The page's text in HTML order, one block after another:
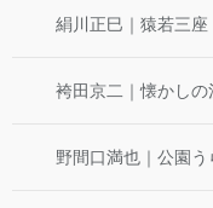
絹川正巳｜猿若三座
袴田京二｜懐かしの
野間口満也｜公園